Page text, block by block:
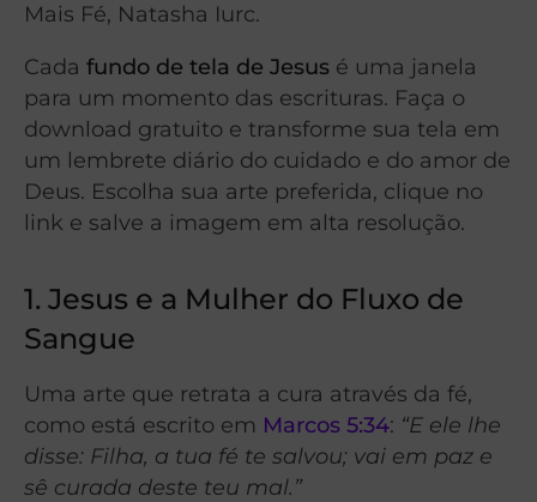
Mais Fé, Natasha Iurc.
Cada fundo de tela de Jesus é uma janela
para um momento das escrituras. Faça o
download gratuito e transforme sua tela em
um lembrete diário do cuidado e do amor de
Deus. Escolha sua arte preferida, clique no
link e salve a imagem em alta resolução.
1. Jesus e a Mulher do Fluxo de
Sangue
Uma arte que retrata a cura através da fé,
como está escrito em Marcos 5:34: “E ele lhe
disse: Filha, a tua fé te salvou; vai em paz e
sê curada deste teu mal.”